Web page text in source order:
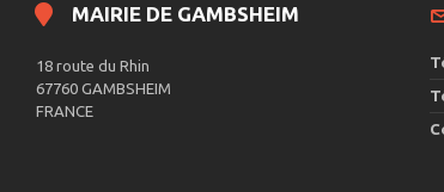
MAIRIE DE GAMBSHEIM
18 route du Rhin
67760 GAMBSHEIM
FRANCE